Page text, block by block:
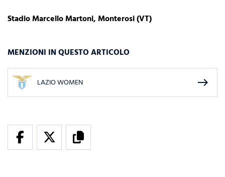
Stadio Marcello Martoni, Monterosi (VT)
MENZIONI IN QUESTO ARTICOLO
LAZIO WOMEN east